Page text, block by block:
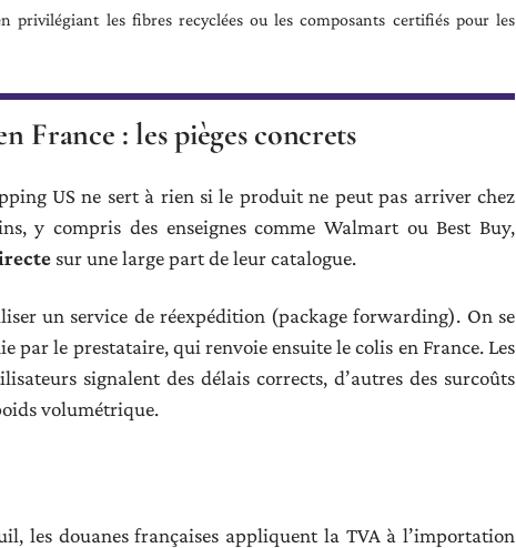
privilégiant les fibres recyclées ou les composants certifiés pour les
France : les pièges concrets
US ne sert à rien si le produit ne peut pas arriver chez
y compris des enseignes comme Walmart ou Best Buy,
sur une large part de leur catalogue.
un service de réexpédition (package forwarding). On se
par le prestataire, qui renvoie ensuite le colis en France. Les
signalent des délais corrects, d’autres des surcoûts
volumétrique.
les douanes françaises appliquent la TVA à l’importation